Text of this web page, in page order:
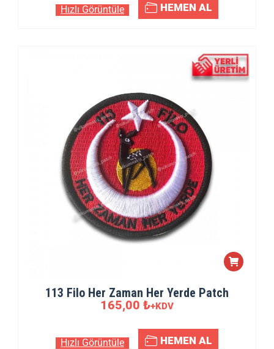
Hızlı Görüntüle HEMEN AL
113 Filo Her Zaman Her Yerde Patch
165,00 ₺+KDV
Hızlı Görüntüle HEMEN AL